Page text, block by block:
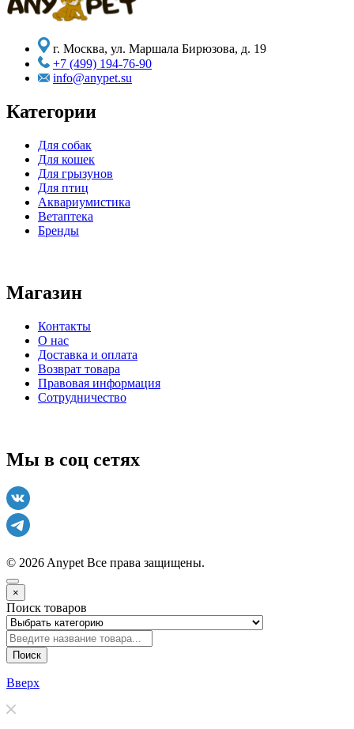
г. Москва, ул. Маршала Бирюзова, д. 19
+7 (499) 194-76-90
info@anypet.su
Категории
Для собак
Для кошек
Для грызунов
Для птиц
Аквариумистика
Ветаптека
Бренды
Магазин
Контакты
О нас
Доставка и оплата
Возврат товара
Правовая информация
Сотрудничество
Мы в соц сетях
© 2026 Anypet Все права защищены.
×
Поиск товаров
Поиск
Вверх